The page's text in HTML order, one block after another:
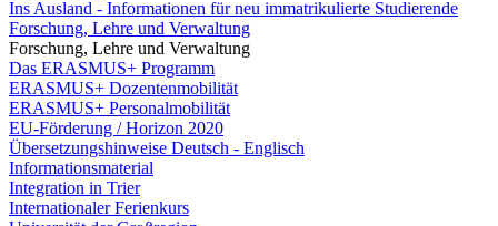
Ins Ausland - Informationen für neu immatrikulierte Studierende
Forschung, Lehre und Verwaltung
Forschung, Lehre und Verwaltung
Das ERASMUS+ Programm
ERASMUS+ Dozentenmobilität
ERASMUS+ Personalmobilität
EU-Förderung / Horizon 2020
Übersetzungshinweise Deutsch - Englisch
Informationsmaterial
Integration in Trier
Internationaler Ferienkurs